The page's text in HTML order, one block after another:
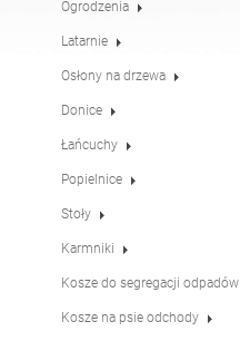
Stoły
Pergole
Osłony na drzewa
francuski
łotewski
Ogrodzenia
Latarnie
Osłony na drzewa
Donice
Łańcuchy
Popielnice
Stoły
Karmniki
Kosze do segregacji odpadów
Kosze na psie odchody